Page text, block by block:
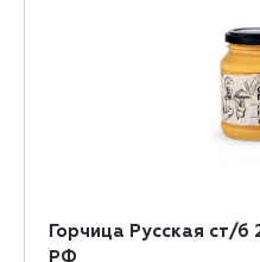
Горчица Русская ст/б